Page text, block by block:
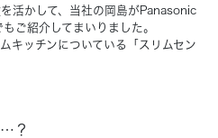
活かして、当社の岡島がPanasonic
ご紹介してまいりました。
キッチンについている「スリムセン
…？